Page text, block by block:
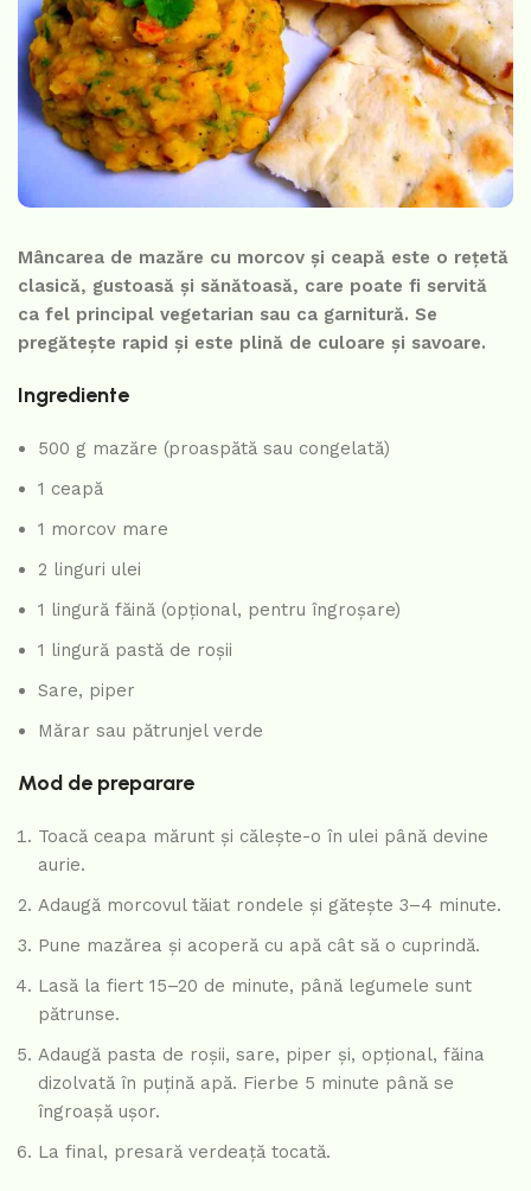
Mâncarea de mazăre cu morcov și ceapă este o rețetă
clasică, gustoasă și sănătoasă, care poate fi servită
ca fel principal vegetarian sau ca garnitură. Se
pregătește rapid și este plină de culoare și savoare.
Ingrediente
500 g mazăre (proaspătă sau congelată)
1 ceapă
1 morcov mare
2 linguri ulei
1 lingură făină (opțional, pentru îngroșare)
1 lingură pastă de roșii
Sare, piper
Mărar sau pătrunjel verde
Mod de preparare
Toacă ceapa mărunt și călește-o în ulei până devine
aurie.
Adaugă morcovul tăiat rondele și gătește 3–4 minute.
Pune mazărea și acoperă cu apă cât să o cuprindă.
Lasă la fiert 15–20 de minute, până legumele sunt
pătrunse.
Adaugă pasta de roșii, sare, piper și, opțional, făina
dizolvată în puțină apă. Fierbe 5 minute până se
îngroașă ușor.
La final, presară verdeață tocată.